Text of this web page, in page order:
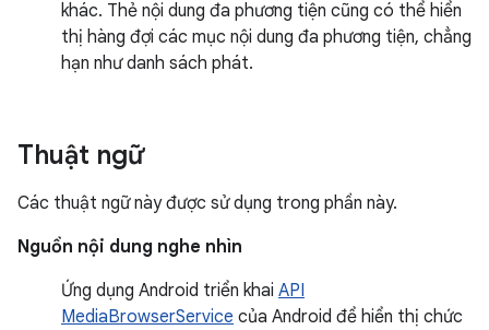
khác. Thẻ nội dung đa phương tiện cũng có thể hiển
thị hàng đợi các mục nội dung đa phương tiện, chẳng
hạn như danh sách phát.
Thuật ngữ
Các thuật ngữ này được sử dụng trong phần này.
Nguồn nội dung nghe nhìn
Ứng dụng Android triển khai API
MediaBrowserService của Android để hiển thị chức